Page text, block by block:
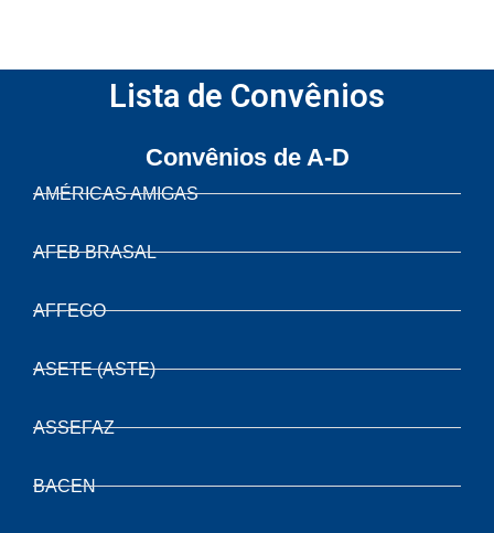
Lista de Convênios
Convênios de A-D
AMÉRICAS AMIGAS
AFEB BRASAL
AFFEGO
ASETE (ASTE)
ASSEFAZ
BACEN